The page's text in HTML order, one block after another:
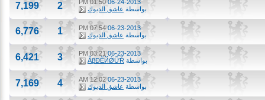
06-24-2013
01:50 PM
بواسطةعاشق الديوك 2
7,199
06-23-2013
07:54 PM
بواسطةعاشق الديوك 1
6,776
06-23-2013
03:21 PM
بواسطةẪβĐẼЙǾỮŘ
3
6,421
06-23-2013
12:02 AM
بواسطةعاشق الديوك 4
7,169